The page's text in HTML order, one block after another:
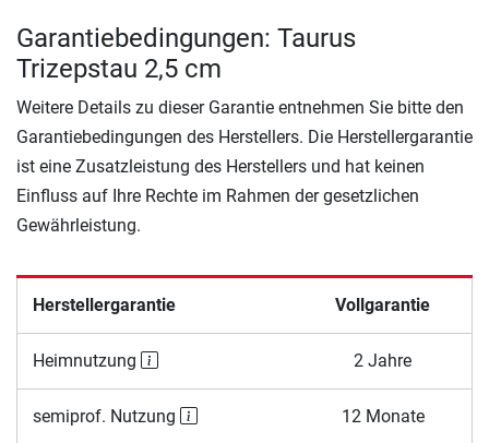
Garantiebedingungen: Taurus
Trizepstau 2,5 cm
Weitere Details zu dieser Garantie entnehmen Sie bitte den
Garantiebedingungen des Herstellers. Die Herstellergarantie
ist eine Zusatzleistung des Herstellers und hat keinen
Einfluss auf Ihre Rechte im Rahmen der gesetzlichen
Gewährleistung.
Herstellergarantie Vollgarantie
Heimnutzung 2 Jahre
semiprof. Nutzung 12 Monate